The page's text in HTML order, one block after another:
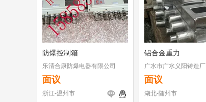
防爆控制箱
乐清合康防爆电器有限公司
面议
浙江-温州市
铝合金重力
广水市广水义阳铸造厂
面议
湖北-随州市